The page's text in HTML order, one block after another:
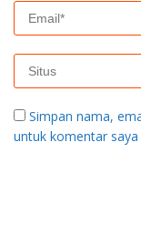
Simpan nama,
untuk komentar saya